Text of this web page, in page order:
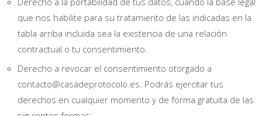
que nos habilite para su tratamiento de las indicadas en la
tabla arriba incluida sea la existencia de una relación
contractual o tu consentimiento.
Derecho a revocar el consentimiento otorgado a
contacto@casadeprotocolo.es. Podrás ejercitar tus
derechos en cualquier momento y de forma gratuita de las